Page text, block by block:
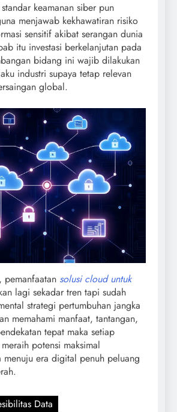
keamanan siber pun
menjawab kekhawatiran risiko
sensitif akibat serangan dunia
itu investasi berkelanjutan pada
bidang ini wajib dilakukan
industri supaya tetap relevan
global.
pemanfaatan solusi cloud untuk
lagi sekadar tren tapi sudah
strategi pertumbuhan jangka
memahami manfaat, tantangan,
tepat maka setiap
potensi maksimal
menuju era digital penuh peluang
Data